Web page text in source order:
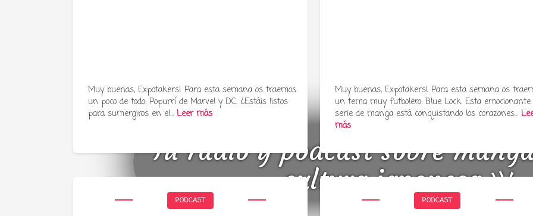
Tu radio y podcast sobre
cultura japonesa ツ
Muy buenas, Expotakers! Para esta semana os traemos
un poco de todo: Popurrí de Marvel y DC. ¿Estáis listos
para sumergiros en el…Leer más
Muy buenas, Expotakers! Para esta semana os
un tema muy futbolero: Blue Lock. Esta emocionante
serie de manga está conquistando los corazones…
más
PODCAST PODCAST